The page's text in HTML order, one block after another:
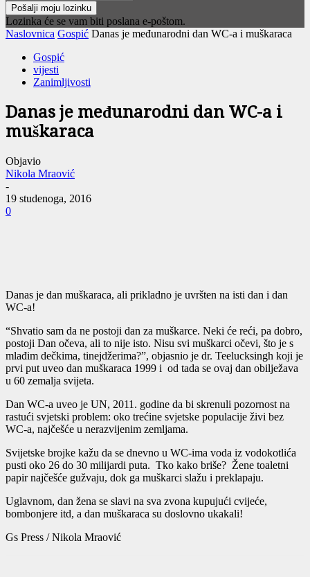
Lozinka će se vam biti poslana e-poštom.
Naslovnica Gospić Danas je međunarodni dan WC-a i muškaraca
Gospić
vijesti
Zanimljivosti
Danas je međunarodni dan WC-a i
muškaraca
Objavio
Nikola Mraović
-
19 studenoga, 2016
0
Danas je dan muškaraca, ali prikladno je uvršten na isti dan i dan
WC-a!
“Shvatio sam da ne postoji dan za muškarce. Neki će reći, pa dobro,
postoji Dan očeva, ali to nije isto. Nisu svi muškarci očevi, što je s
mlađim dečkima, tinejdžerima?”, objasnio je dr. Teelucksingh koji je
prvi put uveo dan muškaraca 1999 i od tada se ovaj dan obilježava
u 60 zemalja svijeta.
Dan WC-a uveo je UN, 2011. godine da bi skrenuli pozornost na
rastući svjetski problem: oko trećine svjetske populacije živi bez
WC-a, najčešće u nerazvijenim zemljama.
Svijetske brojke kažu da se dnevno u WC-ima voda iz vodokotlića
pusti oko 26 do 30 milijardi puta. Tko kako briše? Žene toaletni
papir najčešće gužvaju, dok ga muškarci slažu i preklapaju.
Uglavnom, dan žena se slavi na sva zvona kupujući cvijeće,
bombonjere itd, a dan muškaraca su doslovno ukakali!
Gs Press / Nikola Mraović